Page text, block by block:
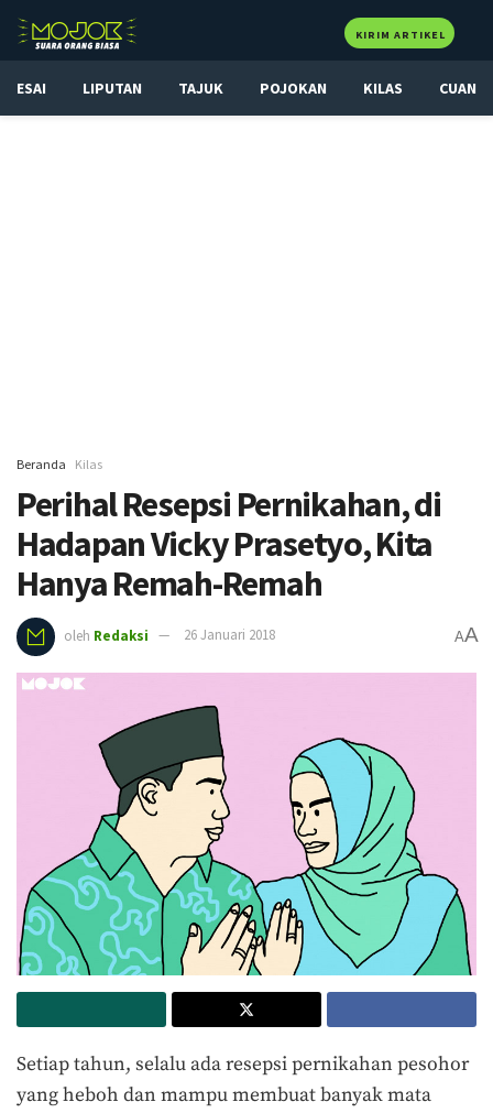
KIRIM ARTIKEL
ESAI LIPUTAN TAJUK POJOKAN KILAS CUAN
Beranda Kilas
Perihal Resepsi Pernikahan, di
Hadapan Vicky Prasetyo, Kita
Hanya Remah-Remah
oleh Redaksi 26 Januari 2018 AA
Setiap tahun, selalu ada resepsi pernikahan pesohor
yang heboh dan mampu membuat banyak mata